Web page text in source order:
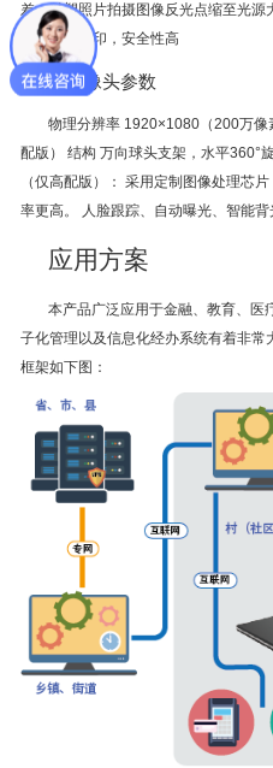
差，过塑照片拍摄图像反光点缩至光源
芯片固化水印，安全性高
副摄像头参数
物理分辨率 1920×1080（200万像
配版） 结构 万向球头支架，水平360°
（仅高配版）： 采用定制图像处理芯
率更高。 人脸跟踪、自动曝光、智能背
应用方案
本产品广泛应用于金融、教育、医
子化管理以及信息化经办系统有着非
框架如下图：